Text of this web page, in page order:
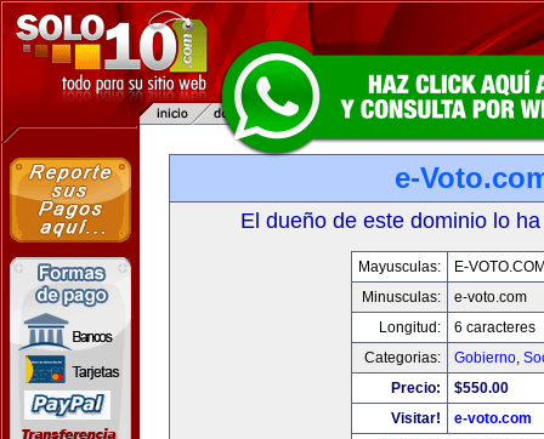
e-
El dueño de este dominio lo
Mayusculas:
E-
Minusculas:
e-voto.com
Longitud:
6 caracteres
Categorias:
Gobierno,
Precio:
$550.00
Visitar!
e-voto.com